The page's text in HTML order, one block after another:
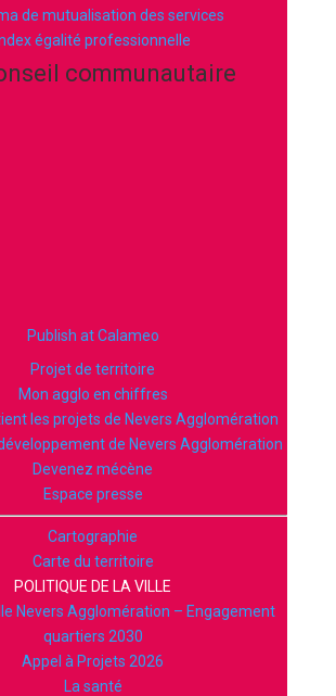
de mutualisation des services
égalité professionnelle
communautaire
Publish at Calameo
Projet de territoire
Mon agglo en chiffres
les projets de Nevers Agglomération
développement de Nevers Agglomération
Devenez mécène
Espace presse
Cartographie
Carte du territoire
POLITIQUE DE LA VILLE
Nevers Agglomération – Engagement
quartiers 2030
Appel à Projets 2026
La santé